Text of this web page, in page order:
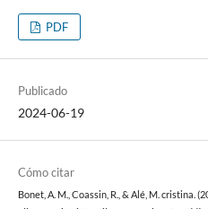
PDF
Publicado
2024-06-19
Cómo citar
Bonet, A. M., Coassin, R., & Alé, M. cristina.